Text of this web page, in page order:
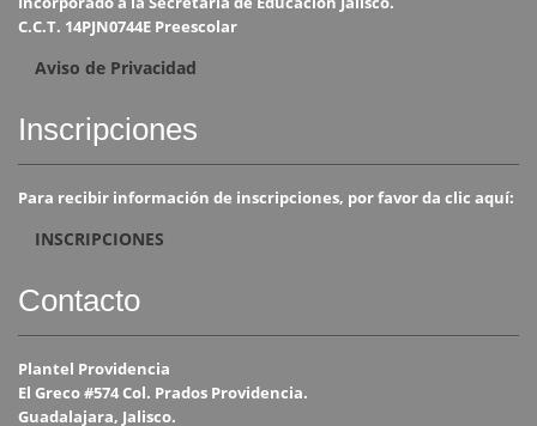
C.C.T. 14PJN0744E Preescolar
Aviso de Privacidad
Inscripciones
Para recibir información de inscripciones, por favor da clic aquí:
INSCRIPCIONES
Contacto
Plantel Providencia
El Greco #574 Col. Prados Providencia.
Guadalajara, Jalisco.